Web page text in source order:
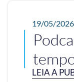
19/05/2026
LEIA A